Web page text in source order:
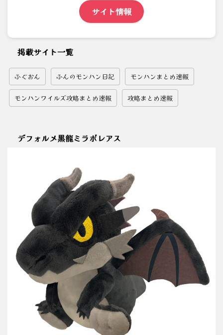
サイト情報
掲載サイト一覧
ふぐおん ふんのモンハン日記 モンハンまとめ速報
モンハンワイルズ攻略まとめ速報 攻略まとめ速報
デフォルメ黒龍ミラボレアス